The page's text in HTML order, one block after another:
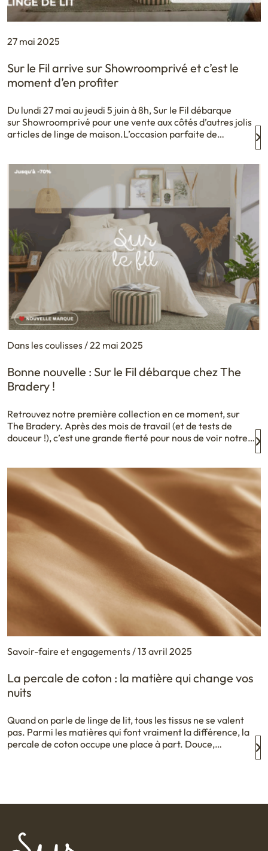
27 mai 2025
Sur le Fil arrive sur Showroomprivé et c’est le
moment d’en profiter
Du lundi 27 mai au jeudi 5 juin à 8h, Sur le Fil débarque
sur Showroomprivé pour une vente aux côtés d’autres jolis
articles de linge de maison.L’occasion parfaite de
jeune marque comme la nôtre, c’est un moment
Dans les coulisses / 22 mai 2025
Bonne nouvelle : Sur le Fil débarque chez The
Bradery !
Retrouvez notre première collection en ce moment, sur
The Bradery. Après des mois de travail (et de tests de
douceur !), c’est une grande fierté pour nous de voir notre
et on est […]
Savoir-faire et engagements / 13 avril 2025
La percale de coton : la matière qui change vos
nuits
Quand on parle de linge de lit, tous les tissus ne se valent
pas. Parmi les matières qui font vraiment la différence, la
percale de coton occupe une place à part. Douce,